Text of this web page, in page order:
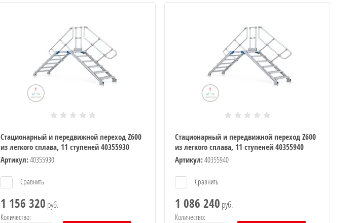
Стационарный и передвижной переход Z600
из легкого сплава, 11 ступеней 40355930
Артикул:40355930
Сравнить
1 156 320 руб.
Количество:
Стационарный и передвижной переход Z600
из легкого сплава, 11 ступеней 40355940
Артикул:40355940
Сравнить
1 086 240 руб.
Количество: